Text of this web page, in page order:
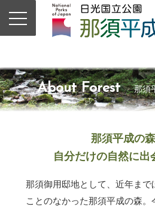
About Forest 那須
那須平成の森
自分だけの自然に出
那須御用邸地として、近年まで
ことのなかった那須平成の森。